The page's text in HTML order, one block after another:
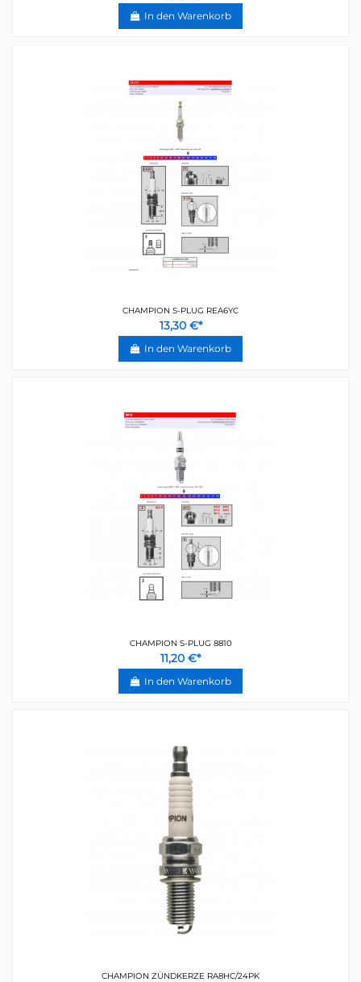
In den Warenkorb
CHAMPION S-PLUG REA6YC
13,30 €*
In den Warenkorb
CHAMPION S-PLUG 8810
11,20 €*
In den Warenkorb
CHAMPION ZÜNDKERZE RA8HC/24PK